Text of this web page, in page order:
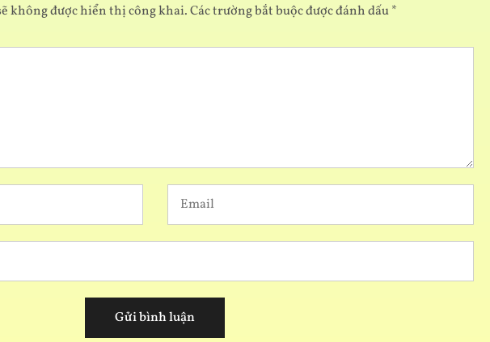
không được hiển thị công khai.Các trường bắt buộc được đánh dấu*